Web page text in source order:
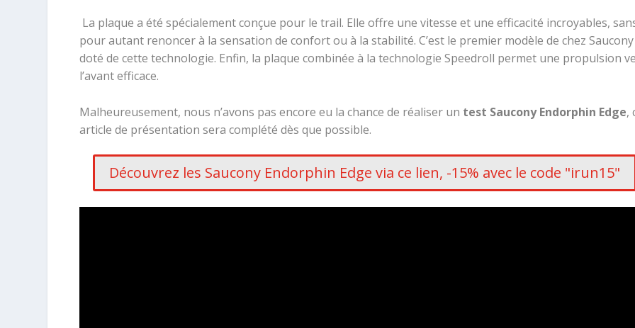
La plaque a été spécialement conçue pour le trail. Elle offre une vitesse et une efficacité incroyables,
pour autant renoncer à la sensation de confort ou à la stabilité. C’est le premier modèle de chez Saucony
doté de cette technologie. Enfin, la plaque combinée à la technologie Speedroll permet une propulsion
l’avant efficace.
Malheureusement, nous n’avons pas encore eu la chance de réaliser un test Saucony Endorphin Edge,
article de présentation sera complété dès que possible.
Découvrez les Saucony Endorphin Edge via ce lien, -15% avec le code "irun15"